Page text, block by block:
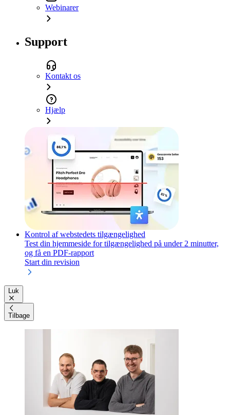
Webinarer
Support
Kontakt os
Hjælp
Kontrol af webstedets tilgængelighed
Test din hjemmeside for tilgængelighed på under 2 minutter,
og få en PDF-rapport
Start din revision
Luk
Tilbage